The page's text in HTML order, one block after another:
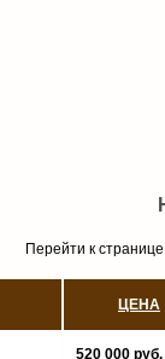
Перейти к
ЦЕНА
520 000 руб.